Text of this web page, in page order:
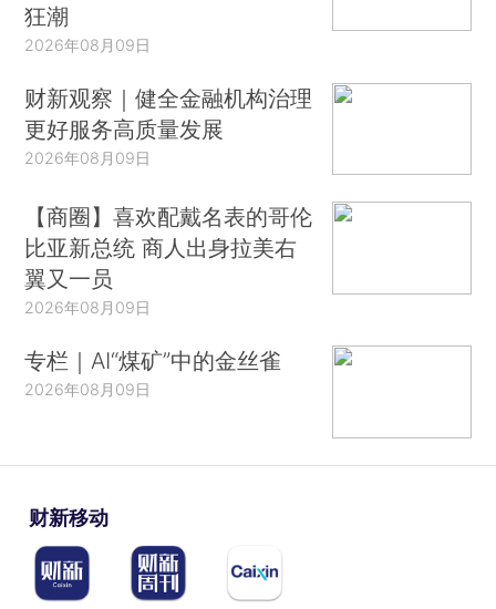
狂潮
2026年08月09日
财新观察｜健全金融机构治理
更好服务高质量发展
2026年08月09日
【商圈】喜欢配戴名表的哥伦
比亚新总统 商人出身拉美右
翼又一员
2026年08月09日
专栏｜AI“煤矿”中的金丝雀
2026年08月09日
财新移动